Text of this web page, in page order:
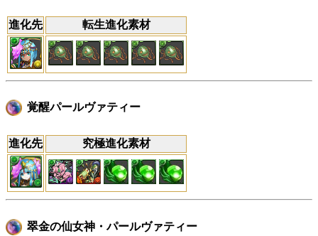
進化先 転生進化素材
覚醒パールヴァティー
進化先 究極進化素材
翠金の仙女神・パールヴァティー